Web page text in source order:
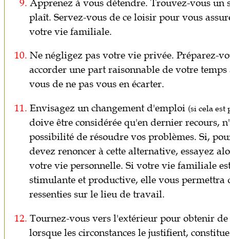
9. Apprenez à vous détendre. Trouvez-vous un
plaît. Servez-vous de ce loisir pour vous
votre vie familiale.
10. Ne négligez pas votre vie privée. Préparez-
accorder une part raisonnable de votre
vous de ne pas vous en écarter.
11. Envisagez un changement d'emploi (si cela est
doive être considérée qu'en dernier recours,
possibilité de résoudre vos problèmes. Si,
devez renoncer à cette alternative, essayez
votre vie personnelle. Si votre vie familiale
stimulante et productive, elle vous permettra
ressenties sur le lieu de travail.
12. Tournez-vous vers l'extérieur pour obtenir
lorsque les circonstances le justifient,